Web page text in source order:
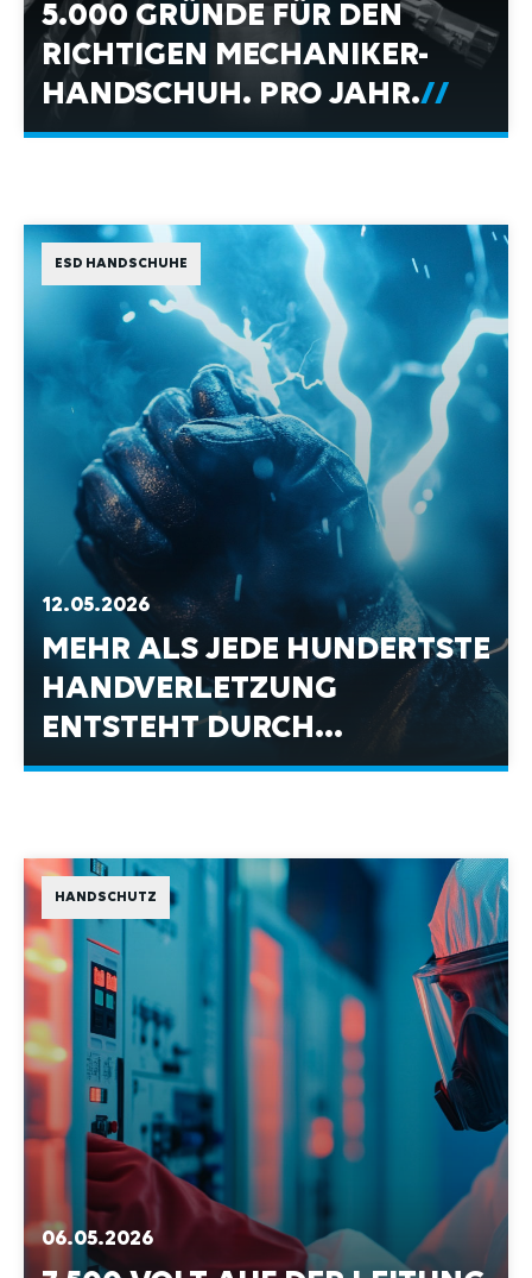
RICHTIGEN MECHANIKER-
HANDSCHUH. PRO JAHR.
ESD HANDSCHUHE
12.05.2026
MEHR ALS JEDE HUNDERTSTE
HANDVERLETZUNG
ENTSTEHT DURCH
ELEKTRIK
HANDSCHUTZ
06.05.2026
7.500 VOLT AUF DER LEITUNG